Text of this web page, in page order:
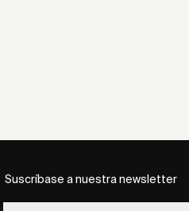
Suscríbase a nuestra newsletter